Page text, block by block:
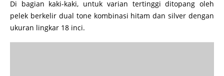
Di bagian kaki-kaki, untuk varian tertinggi ditopang oleh
pelek berkelir dual tone kombinasi hitam dan silver dengan
ukuran lingkar 18 inci.